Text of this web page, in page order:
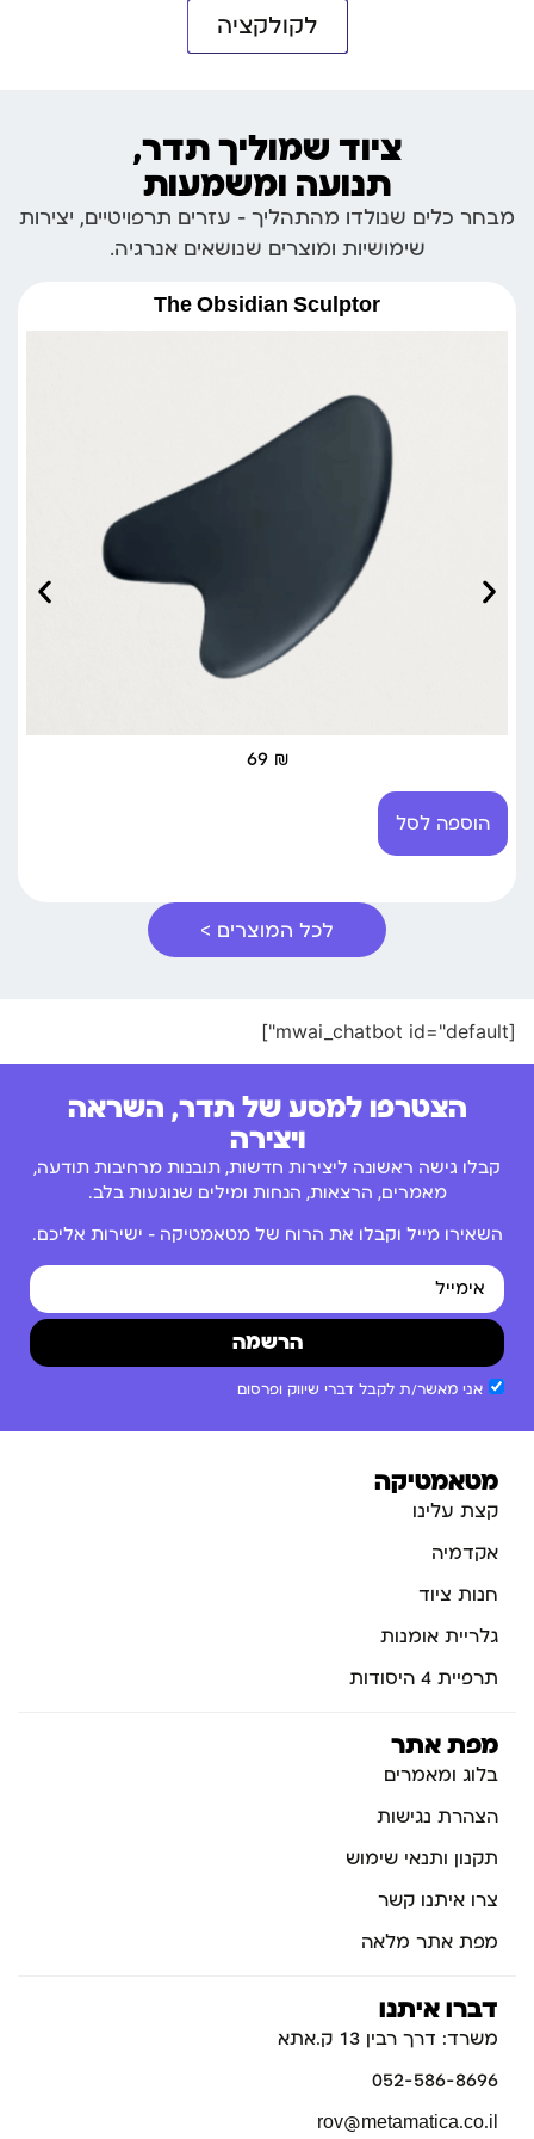
לקולקציה
ציוד שמוליך תדר,
תנועה ומשמעות
מבחר כלים שנולדו מהתהליך – עזרים תרפויטיים, יצירות
שימושיות ומוצרים שנושאים אנרגיה.
The Obsidian Sculptor
69 ₪
הוספה לסל
לכל המוצרים >
[mwai_chatbot id="default"]
הצטרפו למסע של תדר, השראה
ויצירה
קבלו גישה ראשונה ליצירות חדשות, תובנות מרחיבות תודעה,
מאמרים, הרצאות, הנחות ומילים שנוגעות בלב.
השאירו מייל וקבלו את הרוח של מטאמטיקה – ישירות אליכם.
אני מאשר/ת לקבל דברי שיווק ופרסום
הרשמה
מטאמטיקה
קצת עלינו
אקדמיה
חנות ציוד
גלריית אומנות
תרפיית 4 היסודות
מפת אתר
בלוג ומאמרים
הצהרת נגישות
תקנון ותנאי שימוש
צרו איתנו קשר
מפת אתר מלאה
דברו איתנו
משרד: דרך רבין 13 ק.אתא
052-586-8696
rov@metamatica.co.il